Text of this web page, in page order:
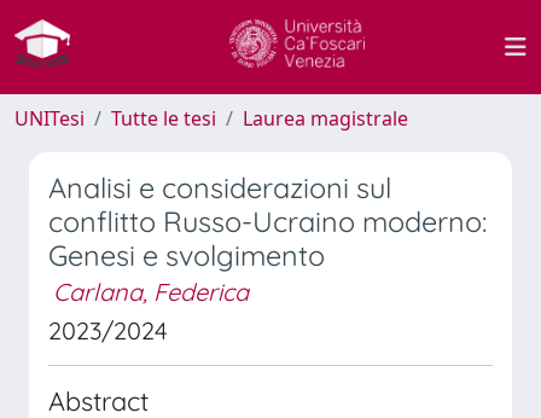
UNITesi Tutte le tesi Laurea magistrale
Analisi e considerazioni sul
conflitto Russo-Ucraino moderno:
Genesi e svolgimento
Carlana, Federica
2023/2024
Abstract